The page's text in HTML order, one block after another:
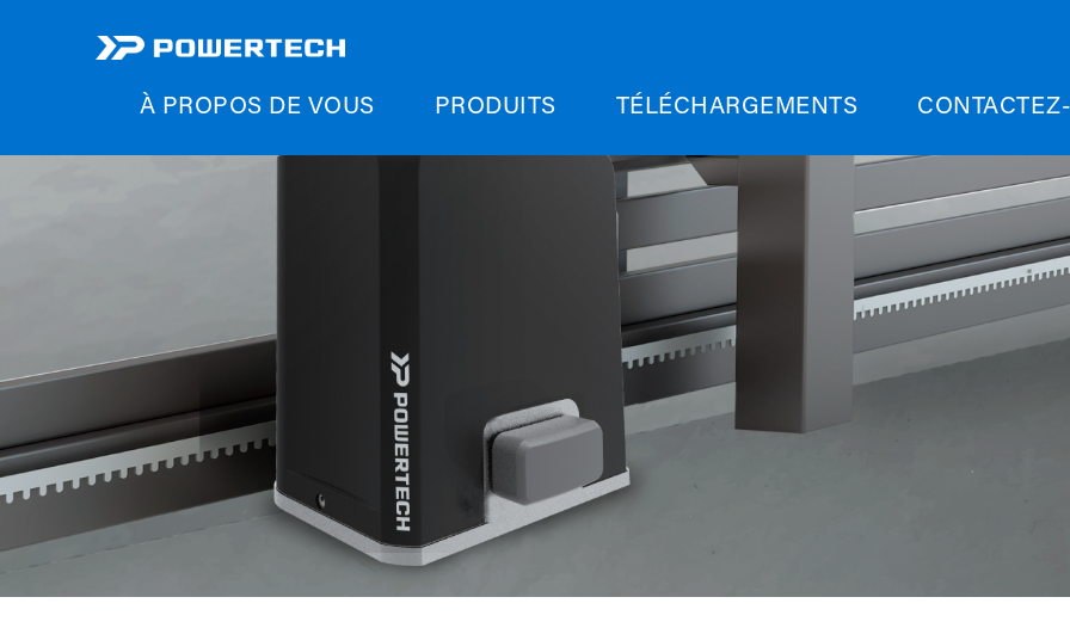
À PROPOS DE VOUS PRODUITS TÉLÉCHARGEMENTS